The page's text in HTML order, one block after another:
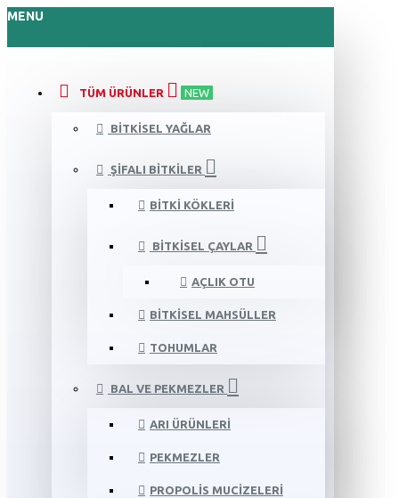
MENU
TÜM ÜRÜNLER NEW
BITKISEL YAĞLAR
ŞIFALI BITKILER
BITKI KÖKLERI
BITKISEL ÇAYLAR
AÇLIK OTU
BITKISEL MAHSÜLLER
TOHUMLAR
BAL VE PEKMEZLER
ARI ÜRÜNLERI
PEKMEZLER
PROPOLIS MUCIZELERI